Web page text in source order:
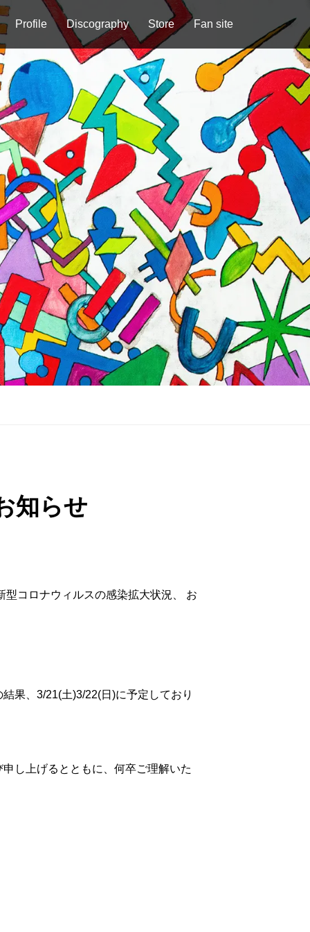
Profile Discography Store Fan site
知らせ
コロナウィルスの感染拡大状況、 お
果、3/21(土)3/22(日)に予定しており
し上げるとともに、何卒ご理解いた